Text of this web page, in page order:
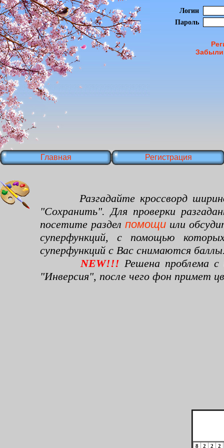
Логин
Пароль
Забыли
Главная Регистрация
Разгадайте кроссворд шириной
"Сохранить". Для проверки
посетите раздел помощиили
суперфункций, с помощью
суперфункций с Вас снимаются
NEW!!! Решена проблема
"Инверсия", после чего фон примет
8
2 2 2